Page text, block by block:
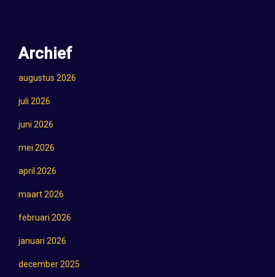
Archief
augustus 2026
juli 2026
juni 2026
mei 2026
april 2026
maart 2026
februari 2026
januari 2026
december 2025